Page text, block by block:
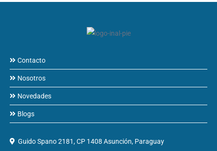
Contacto
Nosotros
Novedades
Blogs
Guido Spano 2181, CP 1408 Asunción, Paraguay